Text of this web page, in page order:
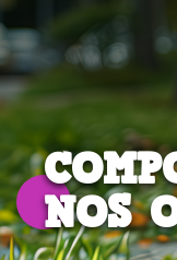
NOS